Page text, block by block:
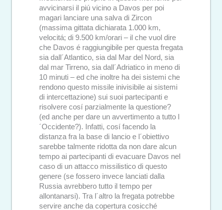
avvicinarsi il piú vicino a Davos per poi
magari lanciare una salva di Zircon
(massima gittata dichiarata 1.000 km,
velocitá; di 9.500 km/orari – il che vuol dire
che Davos é raggiungibile per questa fregata
sia dall´Atlantico, sia dal Mar del Nord, sia
dal mar Tirreno, sia dall´Adriatico in meno di
10 minuti – ed che inoltre ha dei sistemi che
rendono questo missile inivisibile ai sistemi
di intercettazione) sui suoi partecipanti e
risolvere cosí parzialmente la questione?
(ed anche per dare un avvertimento a tutto l
´Occidente?). Infatti, cosí facendo la
distanza fra la base di lancio e l´obiettivo
sarebbe talmente ridotta da non dare alcun
tempo ai partecipanti di evacuare Davos nel
caso di un attacco missilistico di questo
genere (se fossero invece lanciati dalla
Russia avrebbero tutto il tempo per
allontanarsi). Tra l´altro la fregata potrebbe
servire anche da copertura cosicché